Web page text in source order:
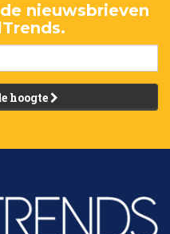
nieuwsbrieven
hoogte